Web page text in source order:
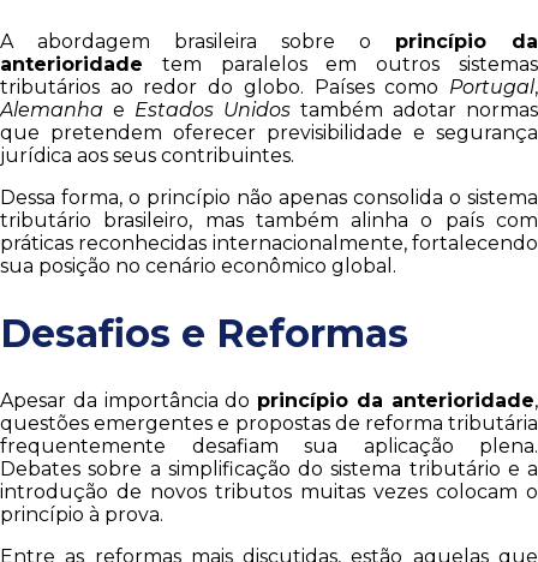
A abordagem brasileira sobre o princípio da
anterioridade tem paralelos em outros sistemas
tributários ao redor do globo. Países como Portugal,
Alemanha e Estados Unidos também adotar normas
que pretendem oferecer previsibilidade e segurança
jurídica aos seus contribuintes.
Dessa forma, o princípio não apenas consolida o sistema
tributário brasileiro, mas também alinha o país com
práticas reconhecidas internacionalmente, fortalecendo
sua posição no cenário econômico global.
Desafios e Reformas
Apesar da importância do princípio da anterioridade,
questões emergentes e propostas de reforma tributária
frequentemente desafiam sua aplicação plena.
Debates sobre a simplificação do sistema tributário e a
introdução de novos tributos muitas vezes colocam o
princípio à prova.
Entre as reformas mais discutidas, estão aquelas que